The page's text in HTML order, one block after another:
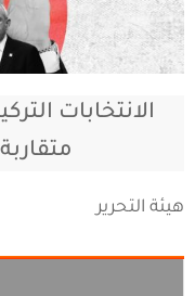
الانتخابات
هيئة التحرير